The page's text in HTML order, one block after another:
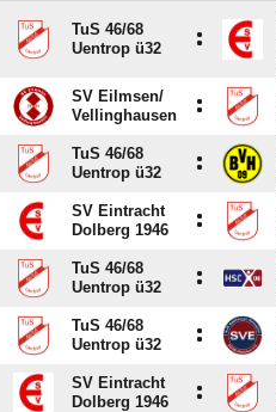
TuS 46/​68
Uentrop ü32
:
SV Eilmsen/​
Vellinghausen
:
TuS 46/​68
Uentrop ü32
:
SV Eintracht
Dolberg 1946
:
TuS 46/​68
Uentrop ü32
:
TuS 46/​68
Uentrop ü32
:
SV Eintracht
Dolberg 1946
: